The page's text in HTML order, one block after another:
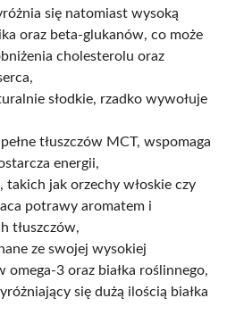
się natomiast wysoką
oraz beta-glukanów, co może
cholesterolu oraz
słodkie, rzadko wywołuje
tłuszczów MCT, wspomaga
energii,
, takich jak orzechy włoskie czy
potrawy aromatem i
tłuszczów,
ze swojej wysokiej
omega-3 oraz białka roślinnego,
się dużą ilością białka